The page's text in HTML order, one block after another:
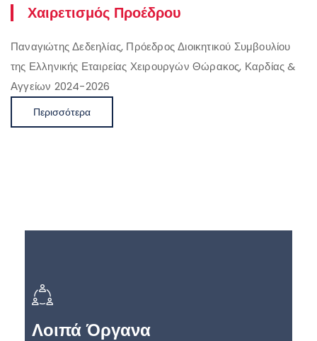
Χαιρετισμός Προέδρου
Παναγιώτης Δεδεηλίας, Πρόεδρος Διοικητικού Συμβουλίου
της Ελληνικής Εταιρείας Χειρουργών Θώρακος, Καρδίας &
Αγγείων 2024-2026
Περισσότερα
Λοιπά Όργανα